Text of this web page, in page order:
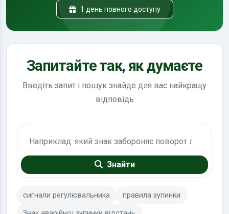
1 день повного доступу
Запитайте так, як думаєте
Введіть запит і пошук знайде для вас найкращу
відповідь
Знайти
сигнали регулювальника правила зупинки